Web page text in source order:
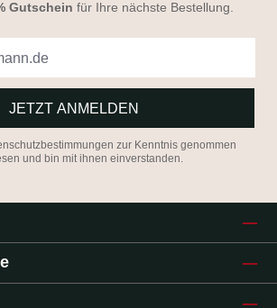
Gutschein für Ihre nächste Bestellung.
JETZT ANMELDEN
zur Kenntnis genommen
und bin mit ihnen einverstanden.